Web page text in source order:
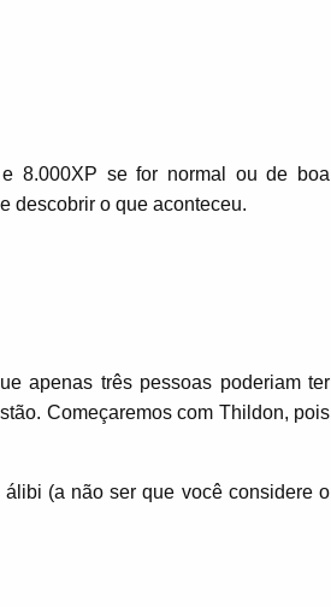
8.000XP se for normal ou de boa
descobrir o que aconteceu.
apenas três pessoas poderiam ter
Começaremos com Thildon, pois
(a não ser que você considere o